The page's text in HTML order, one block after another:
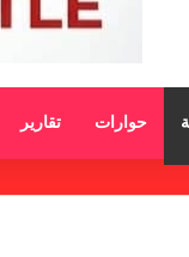
حوارات تقارير